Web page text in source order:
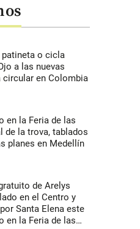
patineta o cicla
a las nuevas
circular en Colombia
en la Feria de las
de la trova, tablados
planes en Medellín
de Arelys
en el Centro y
Santa Elena este
en la Feria de las